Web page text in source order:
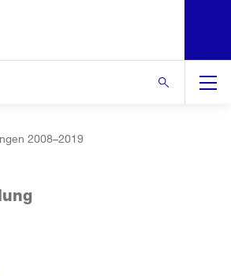
2008–2019